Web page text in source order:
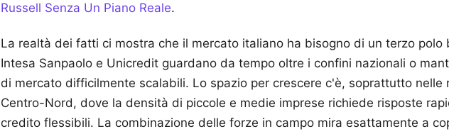
Russell Senza Un Piano Reale.
La realtà dei fatti ci mostra che il mercato italiano ha bisogno di un terzo polo
Intesa Sanpaolo e Unicredit guardano da tempo oltre i confini nazionali o
di mercato difficilmente scalabili. Lo spazio per crescere c'è, soprattutto nelle
Centro-Nord, dove la densità di piccole e medie imprese richiede risposte
credito flessibili. La combinazione delle forze in campo mira esattamente a